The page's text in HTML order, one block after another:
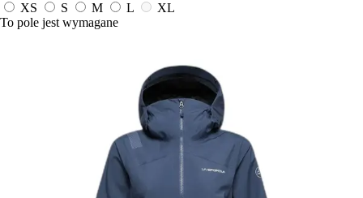
XS
S M L
XL
To pole jest wymagane